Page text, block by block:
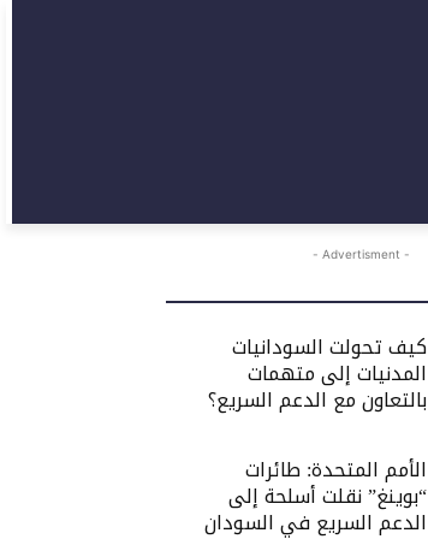
- Advertisment -
كيف تحولت السودانيات
المدنيات إلى متهمات
بالتعاون مع الدعم السريع؟
الأمم المتحدة: طائرات
“بوينغ” نقلت أسلحة إلى
الدعم السريع في السودان